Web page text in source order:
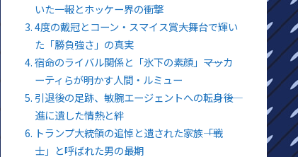
いた一報とホッケー界の衝撃
4度の戴冠とコーン・スマイス賞――大舞台で輝い
た「勝負強さ」の真実
宿命のライバル関係と「氷下の素顔」――マッカ
ーティらが明かす人間・ルミュー
引退後の足跡、敏腕エージェントへの転身――後
進に遺した情熱と絆
トランプ大統領の追悼と遺された家族――「戦
士」と呼ばれた男の最期